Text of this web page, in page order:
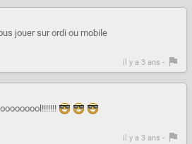
jouer sur ordi ou mobile
il y a 3 ans -
il y a 3 ans -